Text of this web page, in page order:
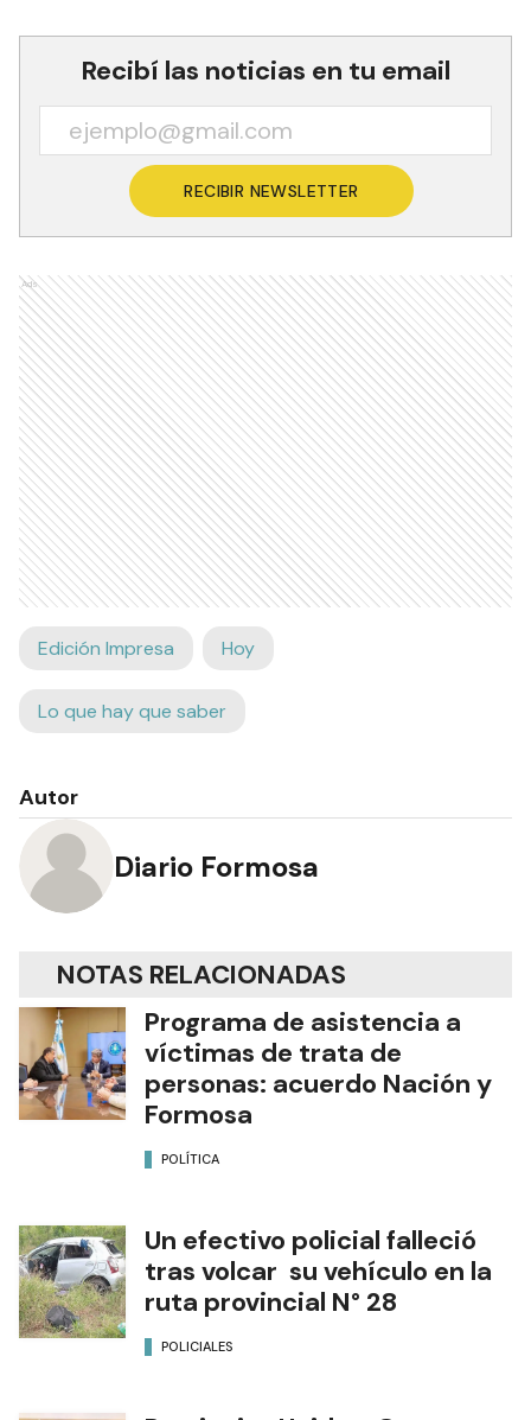
Recibí las noticias en tu email
RECIBIR NEWSLETTER
Ads
Edición Impresa Hoy
Lo que hay que saber
Autor
Diario Formosa
NOTAS RELACIONADAS
Programa de asistencia a
víctimas de trata de
personas: acuerdo Nación y
Formosa
POLÍTICA
Un efectivo policial falleció
tras volcar su vehículo en la
ruta provincial N° 28
POLICIALES